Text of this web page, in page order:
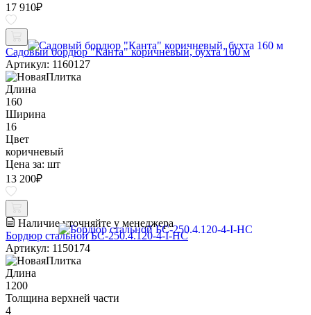
17 910₽
Садовый бордюр "Канта" коричневый, бухта 160 м
Артикул: 1160127
Длина
160
Ширина
16
Цвет
коричневый
Цена за: шт
13 200₽
Наличие уточняйте у менеджера
Бордюр стальной БС-250.4.120-4-I-НС
Артикул: 1150174
Длина
1200
Толщина верхней части
4